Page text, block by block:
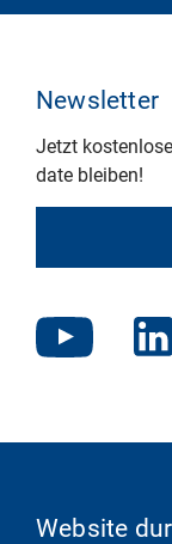
Newsletter
Jetzt
date bleiben!
Website